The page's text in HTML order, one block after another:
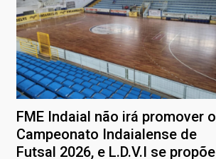
FME Indaial não irá promover o
Campeonato Indaialense de
Futsal 2026, e L.D.V.I se propõe